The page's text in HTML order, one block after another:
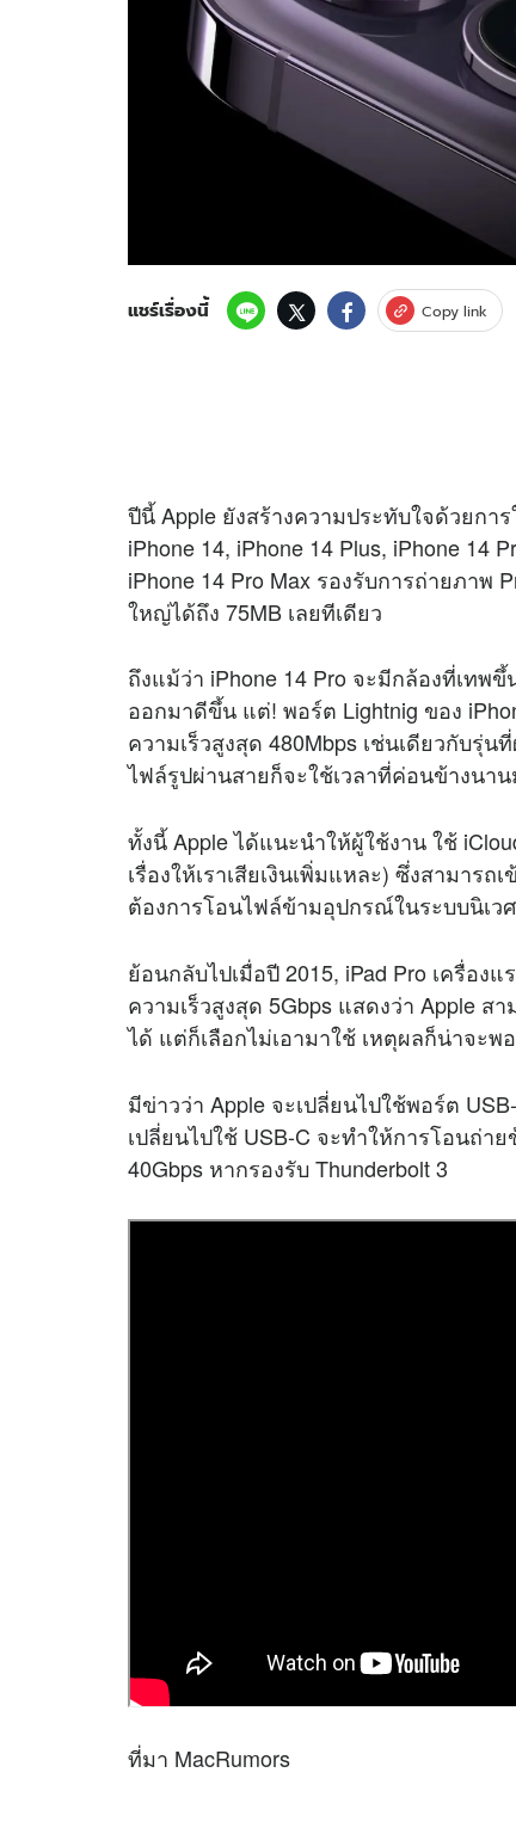
สงวนลิขสิทธิ์ © 2569บริษัท อิมเมจ ฟิวเจอร์ (ประเทศไทย) จำกัด
แชร์เรื่องนี้ Copy link
ปีนี้ Apple ยังสร้างความประทับใจด้วยกา
iPhone 14, iPhone 14 Plus, iPhone 14
iPhone 14 Pro Max รองรับการถ่ายภาพ
ใหญ่ได้ถึง 75MB เลยทีเดียว
ถึงแม้ว่า iPhone 14 Pro จะมีกล้องที่เท
ออกมาดีขึ้น แต่! พอร์ต Lightnig ของ
ความเร็วสูงสุด 480Mbps เช่นเดียวกับรุ่
ไฟล์รูปผ่านสายก็จะใช้เวลาที่ค่อนข้างนา
ทั้งนี้ Apple ได้แนะนำให้ผู้ใช้งาน ใช้
เรื่องให้เราเสียเงินเพิ่มแหละ) ซึ่งสามาร
ต้องการโอนไฟล์ข้ามอุปกรณ์ในระบบนิเวศ
ย้อนกลับไปเมื่อปี 2015, iPad Pro เครื่อง
ความเร็วสูงสุด 5Gbps แสดงว่า Apple ส
ได้ แต่ก็เลือกไม่เอามาใช้ เหตุผลก็น่าจะพ
มีข่าวว่า Apple จะเปลี่ยนไปใช้พอร์ต
เปลี่ยนไปใช้ USB-C จะทำให้การโอนถ่า
40Gbps หากรองรับ Thunderbolt 3
ที่มา MacRumors